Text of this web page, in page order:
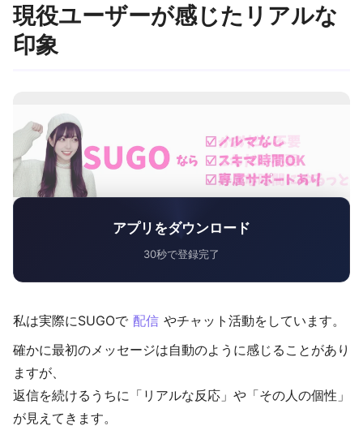
現役ユーザーが感じたリアルな
印象
アプリをダウンロード
30秒で登録完了
私は実際にSUGOで 配信 やチャット活動をしています。
確かに最初のメッセージは自動のように感じることがあり
ますが、
返信を続けるうちに「リアルな反応」や「その人の個性」
が見えてきます。